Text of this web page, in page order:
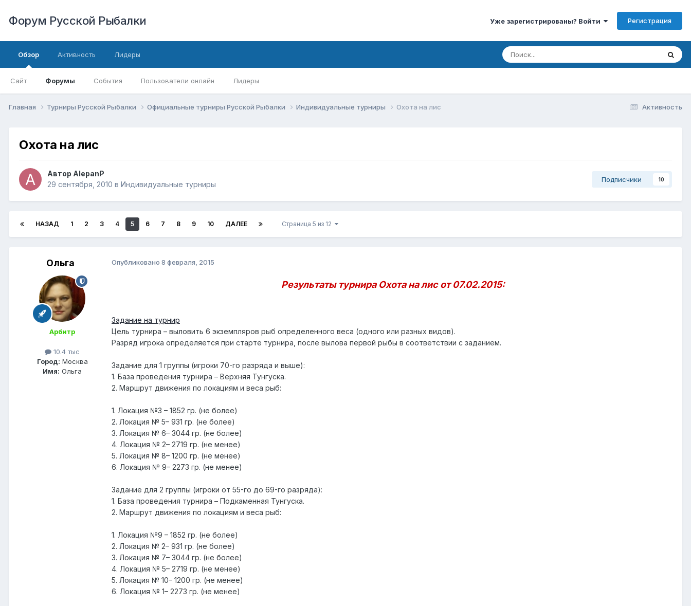
Форум Русской Рыбалки Уже зарегистрированы? Войти Регистрация
Обзор
Сайт Форумы События Пользователи онлайн Лидеры
Активность Лидеры
Активность
Главная Турниры Русской Рыбалки Официальные турниры Русской Рыбалки Индивидуальные турниры Охота на лис
Охота на лис
Автор AlepanP
29 сентября, 2010 в Индивидуальные турниры
Подписчики 10
НАЗАД 1 2 3 4 5 6 7 8 9 10 ДАЛЕЕ Страница 5 из 12
Ольга
Арбитр
10.4 тыс
Город: Москва
Имя: Ольга
Опубликовано 8 февраля, 2015
Результаты турнира Охота на лис от 07.02.2015:
Задание на турнир
Цель турнира – выловить 6 экземпляров рыб определенного веса (одного или разных видов).
Разряд игрока определяется при старте турнира, после вылова первой рыбы в соответствии с заданием.
Задание для 1 группы (игроки 70-го разряда и выше):
1. База проведения турнира – Верхняя Тунгуска.
2. Маршрут движения по локациям и веса рыб:
1. Локация №3 – 1852 гр. (не более)
2. Локация № 5– 931 гр. (не более)
3. Локация № 6– 3044 гр. (не более)
4. Локация № 2– 2719 гр. (не менее)
5. Локация № 8– 1200 гр. (не менее)
6. Локация № 9– 2273 гр. (не менее)
Задание для 2 группы (игроки от 55-го до 69-го разряда):
1. База проведения турнира – Подкаменная Тунгуска.
2. Маршрут движения по локациям и веса рыб:
1. Локация №9 – 1852 гр. (не более)
2. Локация № 2– 931 гр. (не более)
3. Локация № 7– 3044 гр. (не более)
4. Локация № 5– 2719 гр. (не менее)
5. Локация № 10– 1200 гр. (не менее)
6. Локация № 1– 2273 гр. (не менее)